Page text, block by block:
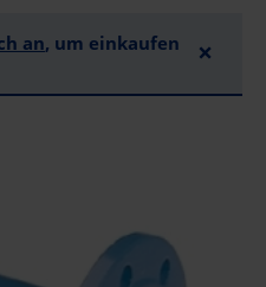
an, um einkaufen
×